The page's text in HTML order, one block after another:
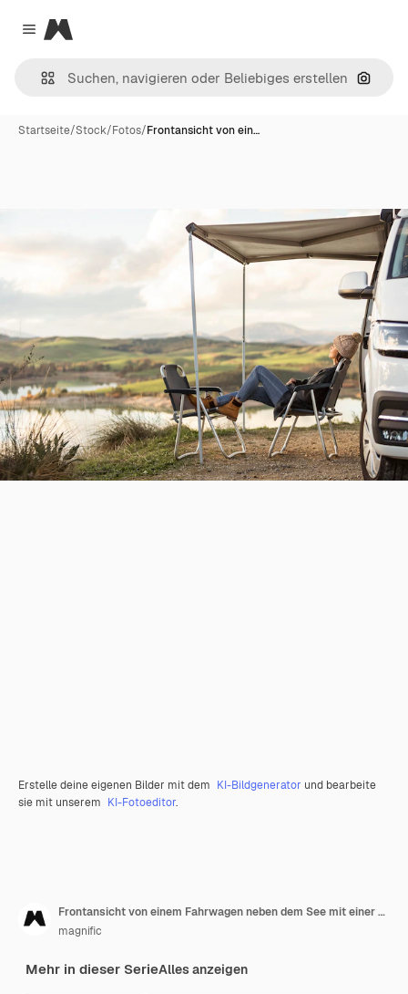
Close menu
Magnific
Nach
Startseite/Stock/Fotos/Frontansicht von ein…
Erstelle deine eigenen Bilder mit dem KI-Bildgenerator und bearbeite
sie mit unserem KI-Fotoeditor.
Frontansicht von einem Fahrwagen neben dem See mit einer entspannten Frau
magnific
Mehr in dieser SerieAlles anzeigen